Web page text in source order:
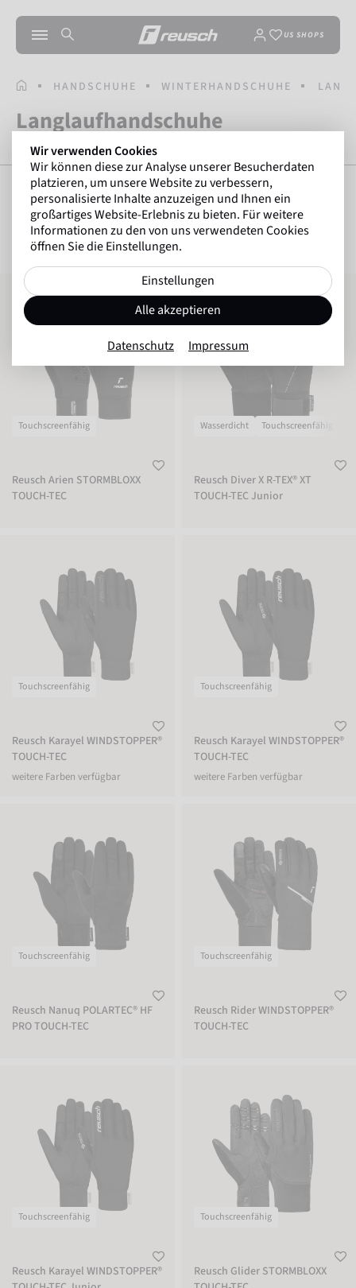
US SHOPS
STARTSEITEHANDSCHUHE WINTERHANDSCHUHE
Langlaufhandschuhe
FILTER ANZEIGEN
Reusch Arien STORMBLOXX TOUCH-TEC
Touchscreenfähig
Reusch Arien STORMBLOXX
TOUCH-TEC
Reusch Diver X R-TEX® XT TOUCH-
Wasserdicht Touchscreenfähig
Reusch Diver X R-TEX® XT
TOUCH-TEC Junior
Touchscreenfähig
Reusch Karayel WINDSTOPPER®
TOUCH-TEC
weitere Farben verfügbar
Touchscreenfähig
Reusch Karayel WINDSTOPPER®
TOUCH-TEC
weitere Farben verfügbar
Touchscreenfähig
Reusch Nanuq POLARTEC® HF
PRO TOUCH-TEC
Touchscreenfähig
Reusch Rider WINDSTOPPER®
TOUCH-TEC
Touchscreenfähig
Reusch Karayel WINDSTOPPER®
Touchscreenfähig
Reusch Glider STORMBLOXX
8 Artikel
Wir verwenden Cookies
Wir können diese zur Analyse unserer Besucherdaten
platzieren, um unsere Website zu verbessern,
personalisierte Inhalte anzuzeigen und Ihnen ein
großartiges Website-Erlebnis zu bieten. Für weitere
Informationen zu den von uns verwendeten Cookies
öffnen Sie die Einstellungen.
Einstellungen
Alle akzeptieren
Datenschutz Impressum